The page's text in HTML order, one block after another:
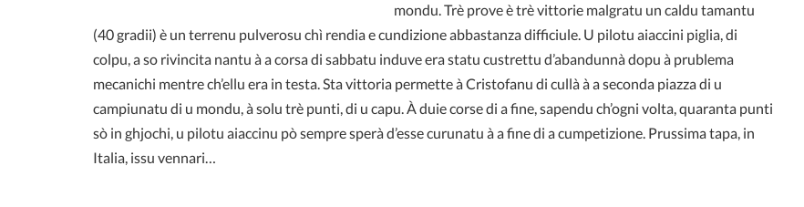
mondu. Trè prove è trè vittorie malgratu un caldu tamantu
(40 gradii) è un terrenu pulverosu chì rendia e cundizione abbastanza difficiule. U pilotu aiaccini piglia, di
colpu, a so rivincita nantu à a corsa di sabbatu induve era statu custrettu d’abandunnà dopu à prublema
mecanichi mentre ch’ellu era in testa. Sta vittoria permette à Cristofanu di cullà à a seconda piazza di u
campiunatu di u mondu, à solu trè punti, di u capu. À duie corse di a fine, sapendu ch’ogni volta, quaranta punti
sò in ghjochi, u pilotu aiaccinu pò sempre sperà d’esse curunatu à a fine di a cumpetizione. Prussima tapa, in
Italia, issu vennari…